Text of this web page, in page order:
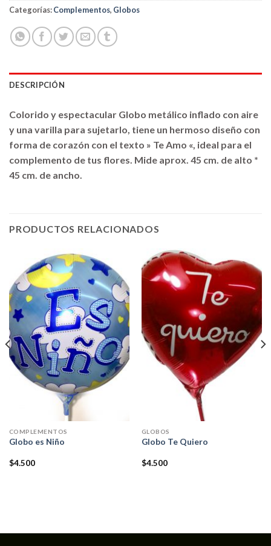
Categorías:Complementos, Globos
DESCRIPCIÓN
Colorido y espectacular Globo metálico inflado con aire
y una varilla para sujetarlo, tiene un hermoso diseño con
forma de corazón con el texto » Te Amo «, ideal para el
complemento de tus flores. Mide aprox. 45 cm. de alto *
45 cm. de ancho.
PRODUCTOS RELACIONADOS
COMPLEMENTOS
Globo es Niño
$4.500
GLOBOS
Globo Te Quiero
$4.500